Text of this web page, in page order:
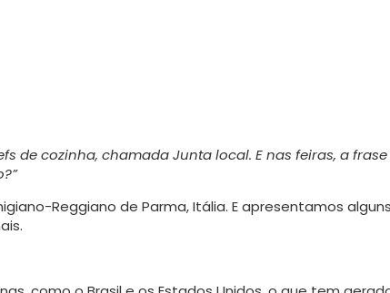
de cozinha, chamada Junta local. E nas feiras, a
Reggiano de Parma, Itália. E apresentamos